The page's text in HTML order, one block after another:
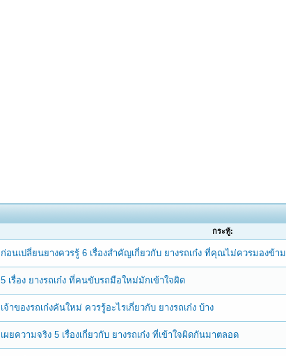
กระทู้:
ก่อนเปลี่ยนยางควรรู้ 6 เรื่องสำคัญเกี่ยวกับ ยางรถเก๋ง ที่คุณไม่ควรมองข้าม
5 เรื่อง ยางรถเก๋ง ที่คนขับรถมือใหม่มักเข้าใจผิด
เจ้าของรถเก๋งคันใหม่ ควรรู้อะไรเกี่ยวกับ ยางรถเก๋ง บ้าง
เผยความจริง 5 เรื่องเกี่ยวกับ ยางรถเก๋ง ที่เข้าใจผิดกันมาตลอด